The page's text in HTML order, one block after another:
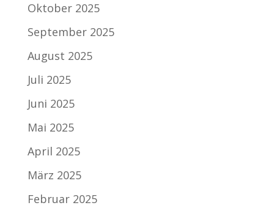
Oktober 2025
September 2025
August 2025
Juli 2025
Juni 2025
Mai 2025
April 2025
März 2025
Februar 2025